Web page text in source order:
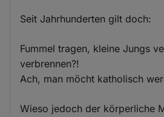
Seit Jahrhunderten gilt doch:
Fummel tragen, kleine Jungs
verbrennen?!
Ach, man möcht katholisch
Wieso jedoch der körperliche